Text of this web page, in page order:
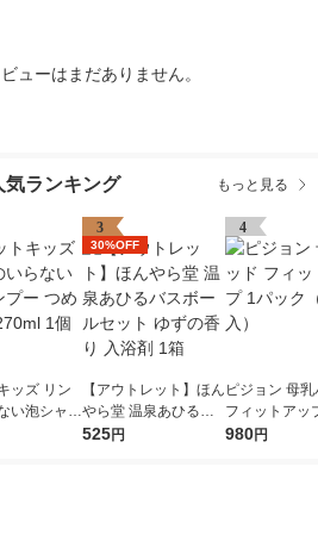
ューはまだありません。
気ランキング もっと見る
ッズ リン
い泡シャン
え用 270
3
30%OFF
【アウトレット】ほん
やら堂 温泉あひるバ
スボールセット ゆず
525円
4
ピジョン 母
フィットアッ
ク（126枚入
980円